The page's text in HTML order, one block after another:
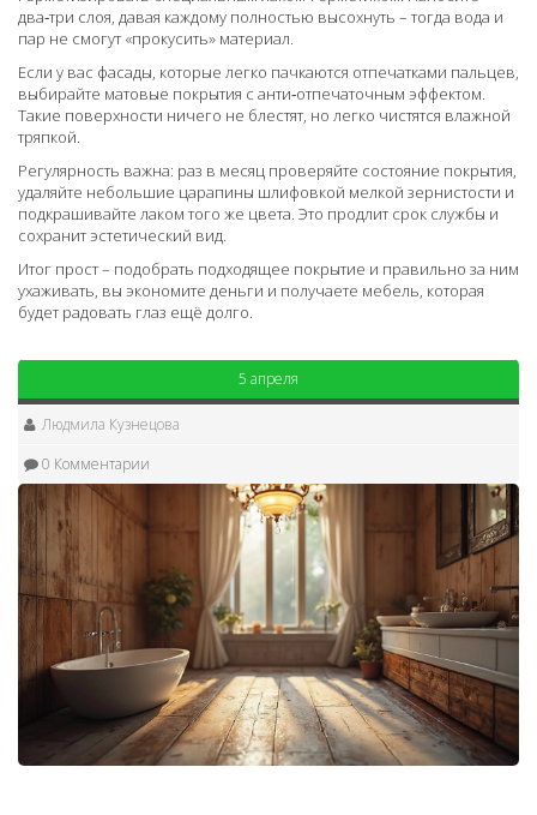
два‑три слоя, давая каждому полностью высохнуть – тогда вода и
пар не смогут «прокусить» материал.
Если у вас фасады, которые легко пачкаются отпечатками пальцев,
выбирайте матовые покрытия с анти‑отпечаточным эффектом.
Такие поверхности ничего не блестят, но легко чистятся влажной
тряпкой.
Регулярность важна: раз в месяц проверяйте состояние покрытия,
удаляйте небольшие царапины шлифовкой мелкой зернистости и
подкрашивайте лаком того же цвета. Это продлит срок службы и
сохранит эстетический вид.
Итог прост – подобрать подходящее покрытие и правильно за ним
ухаживать, вы экономите деньги и получаете мебель, которая
будет радовать глаз ещё долго.
5 апреля
Людмила Кузнецова
0 Комментарии